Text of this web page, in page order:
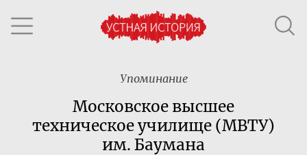
Упоминание
Московское высшее
техническое училище (МВТУ)
им. Баумана